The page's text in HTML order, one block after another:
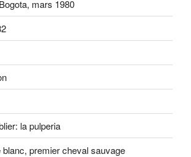
mars 1980
la pulperia
premier cheval sauvage